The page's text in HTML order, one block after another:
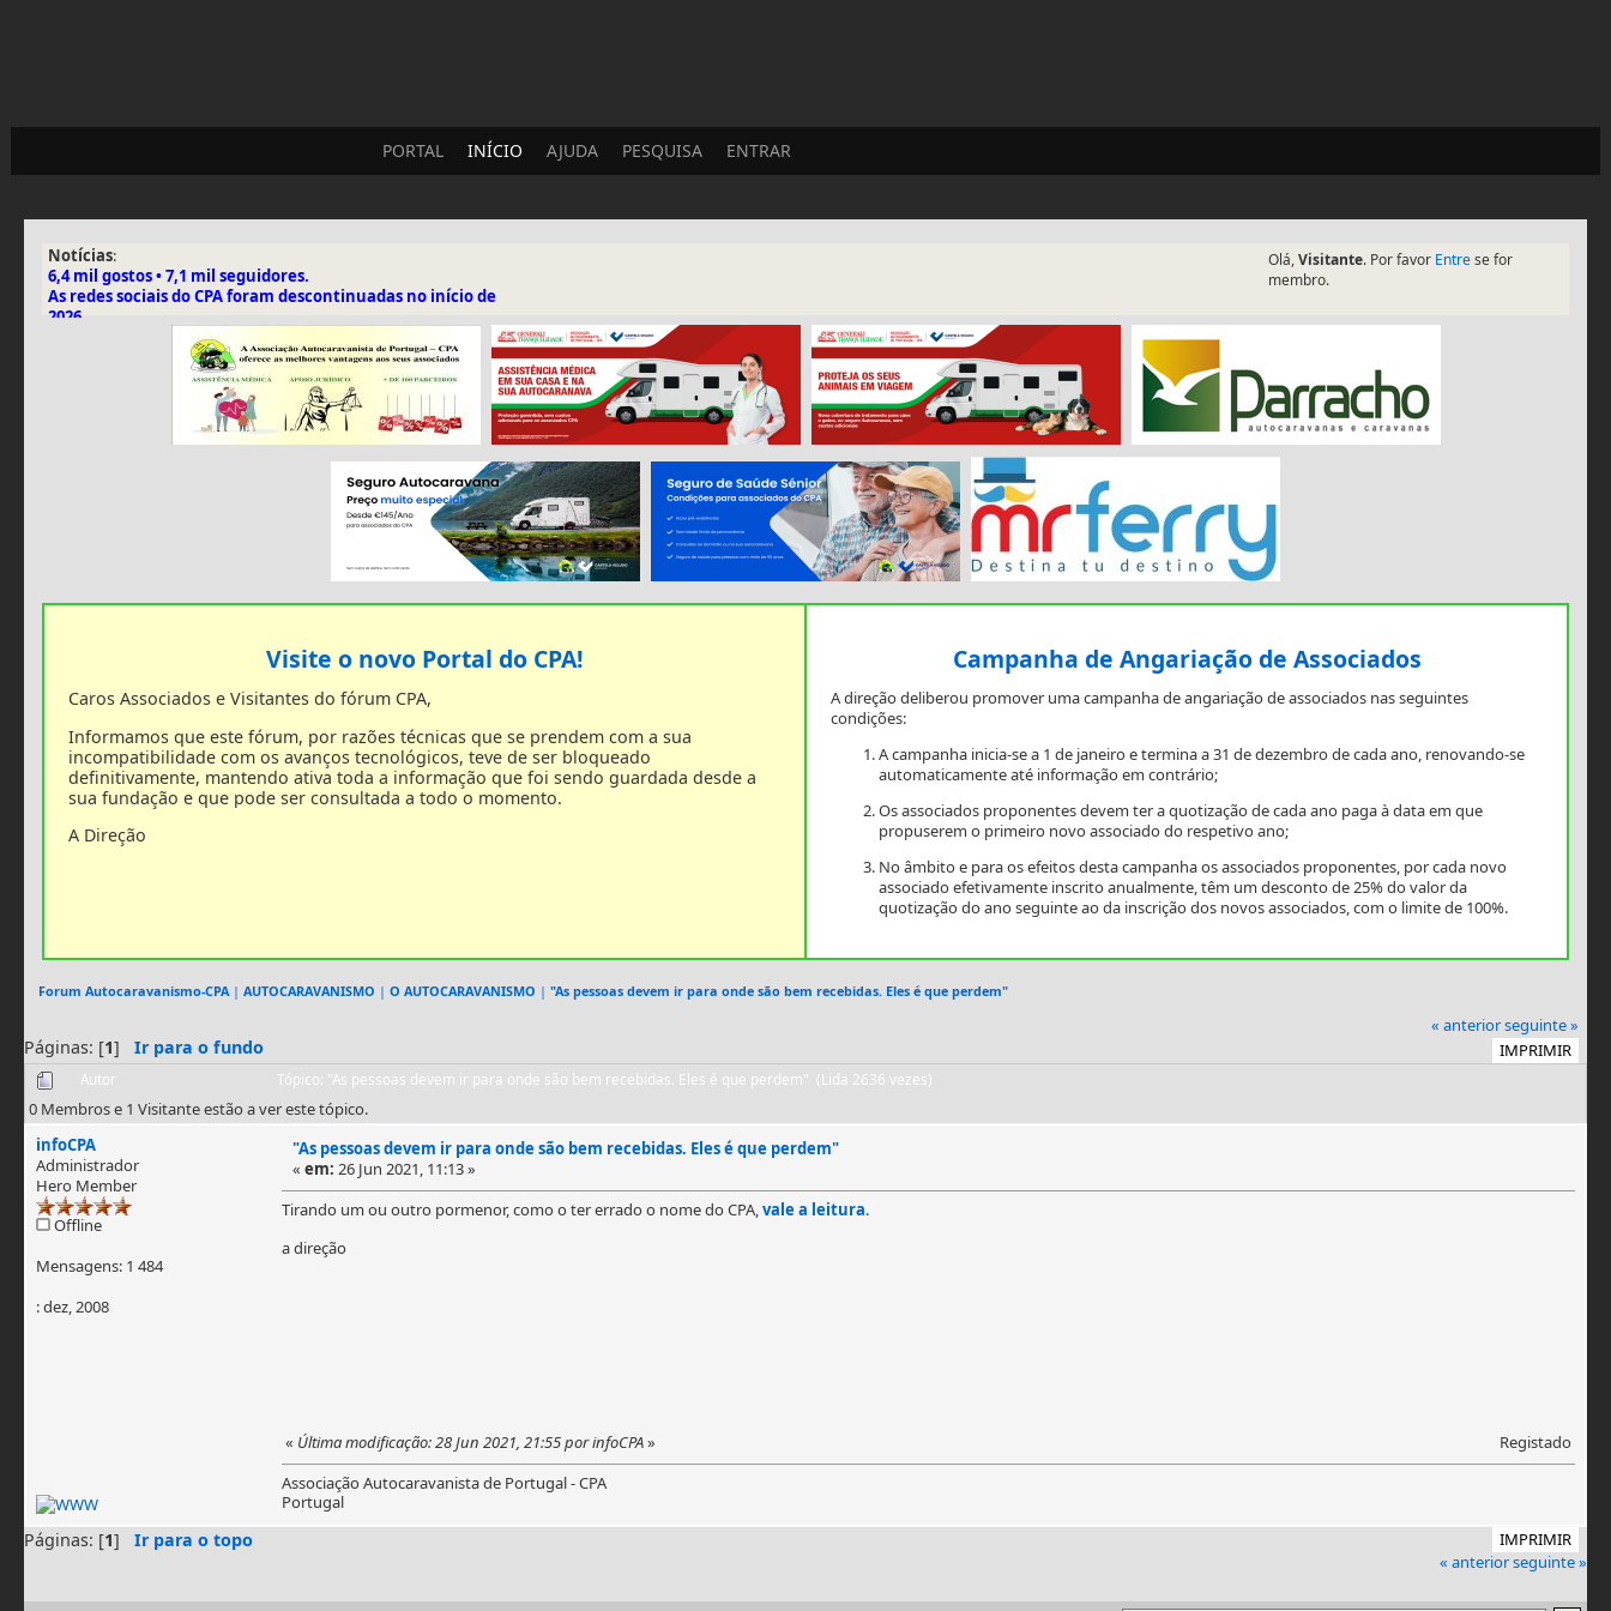
PORTAL INÍCIO AJUDA PESQUISA ENTRAR
Olá,Visitante. Por favor Entrese for
membro.
Notícias:
6,4 mil gostos • 7,1 mil seguidores.
As redes sociais do CPA foram descontinuadas no início de
2026.
Visite o novo Portal do CPA!
Caros Associados e Visitantes do fórum CPA,
Informamos que este fórum, por razões técnicas que se prendem com a sua
incompatibilidade com os avanços tecnológicos, teve de ser bloqueado
definitivamente, mantendo ativa toda a informação que foi sendo guardada desde a
sua fundação e que pode ser consultada a todo o momento.
A Direção
Campanha de Angariação de Associados
A direção deliberou promover uma campanha de angariação de associados nas seguintes
condições:
A campanha inicia-se a 1 de janeiro e termina a 31 de dezembro de cada ano, renovando-se
automaticamente até informação em contrário;
Os associados proponentes devem ter a quotização de cada ano paga à data em que
propuserem o primeiro novo associado do respetivo ano;
No âmbito e para os efeitos desta campanha os associados proponentes, por cada novo
associado efetivamente inscrito anualmente, têm um desconto de 25% do valor da
quotização do ano seguinte ao da inscrição dos novos associados, com o limite de 100%.
Forum Autocaravanismo-CPA| AUTOCARAVANISMO | O AUTOCARAVANISMO | "As pessoas devem ir para onde são bem recebidas. Eles é que perdem"
Páginas: [1] Ir para o fundo
« anteriorseguinte »
IMPRIMIR
Autor Tópico: "As pessoas devem ir para onde são bem recebidas. Eles é que perdem" (Lida 2636 vezes)
0 Membros e 1 Visitante estão a ver este tópico.
infoCPA
Administrador
Hero Member
Offline
Mensagens: 1 484
: dez, 2008
"As pessoas devem ir para onde são bem recebidas. Eles é que perdem"
« em: 26 Jun 2021, 11:13 »
Tirando um ou outro pormenor, como o ter errado o nome do CPA,vale a leitura.
a direção
« Última modificação: 28 Jun 2021, 21:55 por infoCPA»
Registado
Associação Autocaravanista de Portugal - CPA
Portugal
Páginas: [1] Ir para o topo
IMPRIMIR
« anteriorseguinte »